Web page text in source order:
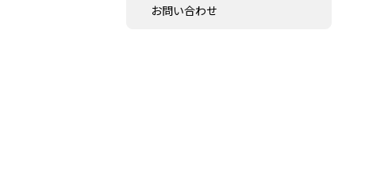
お問い合わせ